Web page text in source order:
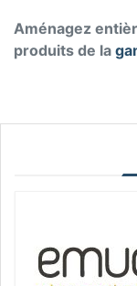
Aménagez
produits de la